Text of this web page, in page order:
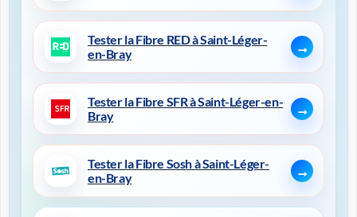
Tester la Fibre RED à Saint-Léger-
en-Bray
Tester la Fibre SFR à Saint-Léger-en-
Bray
Tester la Fibre Sosh à Saint-Léger-
en-Bray